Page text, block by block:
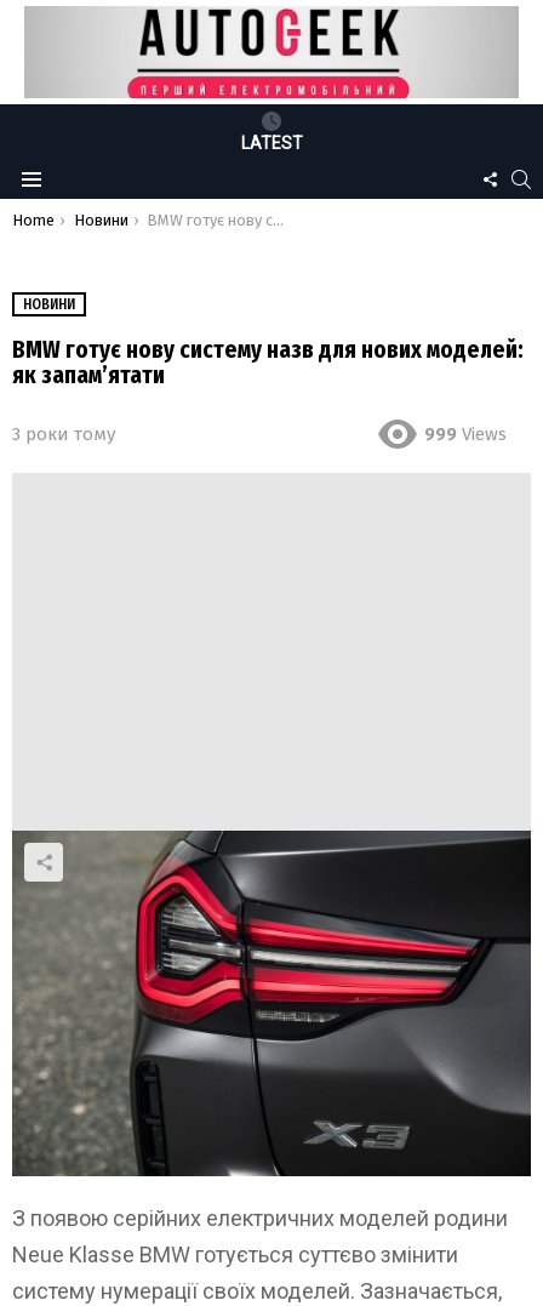
LATEST
Menu
US
You are here:
Home Новини BMW готує нову систему назв для нових моделей: як запам’ятати
НОВИНИ
BMW готує нову систему назв для нових моделей:
як запам’ятати
3 роки тому 999 Views
З появою серійних електричних моделей родини
Neue Klasse BMW готується суттєво змінити
систему нумерації своїх моделей. Зазначається,